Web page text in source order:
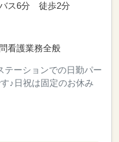
ス6分 徒歩2分
看護業務全般
ーションでの日勤パー
♪日祝は固定のお休み